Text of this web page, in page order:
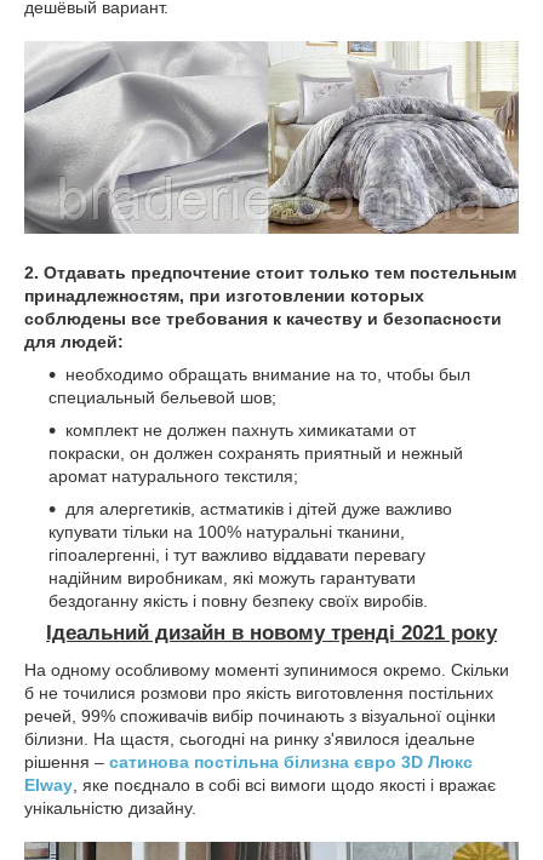
дешёвый вариант.
2. Отдавать предпочтение стоит только тем постельным
принадлежностям, при изготовлении которых
соблюдены все требования к качеству и безопасности
для людей:
необходимо обращать внимание на то, чтобы был
специальный бельевой шов;
комплект не должен пахнуть химикатами от
покраски, он должен сохранять приятный и нежный
аромат натурального текстиля;
для алергетиків, астматиків і дітей дуже важливо
купувати тільки на 100% натуральні тканини,
гіпоалергенні, і тут важливо віддавати перевагу
надійним виробникам, які можуть гарантувати
бездоганну якість і повну безпеку своїх виробів.
Ідеальний дизайн в новому тренді 2021 року
На одному особливому моменті зупинимося окремо. Скільки
б не точилися розмови про якість виготовлення постільних
речей, 99% споживачів вибір починають з візуальної оцінки
білизни. На щастя, сьогодні на ринку з'явилося ідеальне
рішення – сатинова постільна білизна євро 3D Люкс
Elway , яке поєднало в собі всі вимоги щодо якості і вражає
унікальністю дизайну.